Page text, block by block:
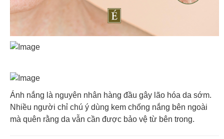
Ánh nắng là nguyên nhân hàng đầu gây lão hóa da sớm.
Nhiều người chỉ chú ý dùng kem chống nắng bên ngoài
mà quên rằng da vẫn cần được bảo vệ từ bên trong.